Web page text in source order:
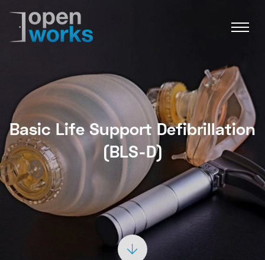
Basic Life Support Defibrillation
(BLS‑D)